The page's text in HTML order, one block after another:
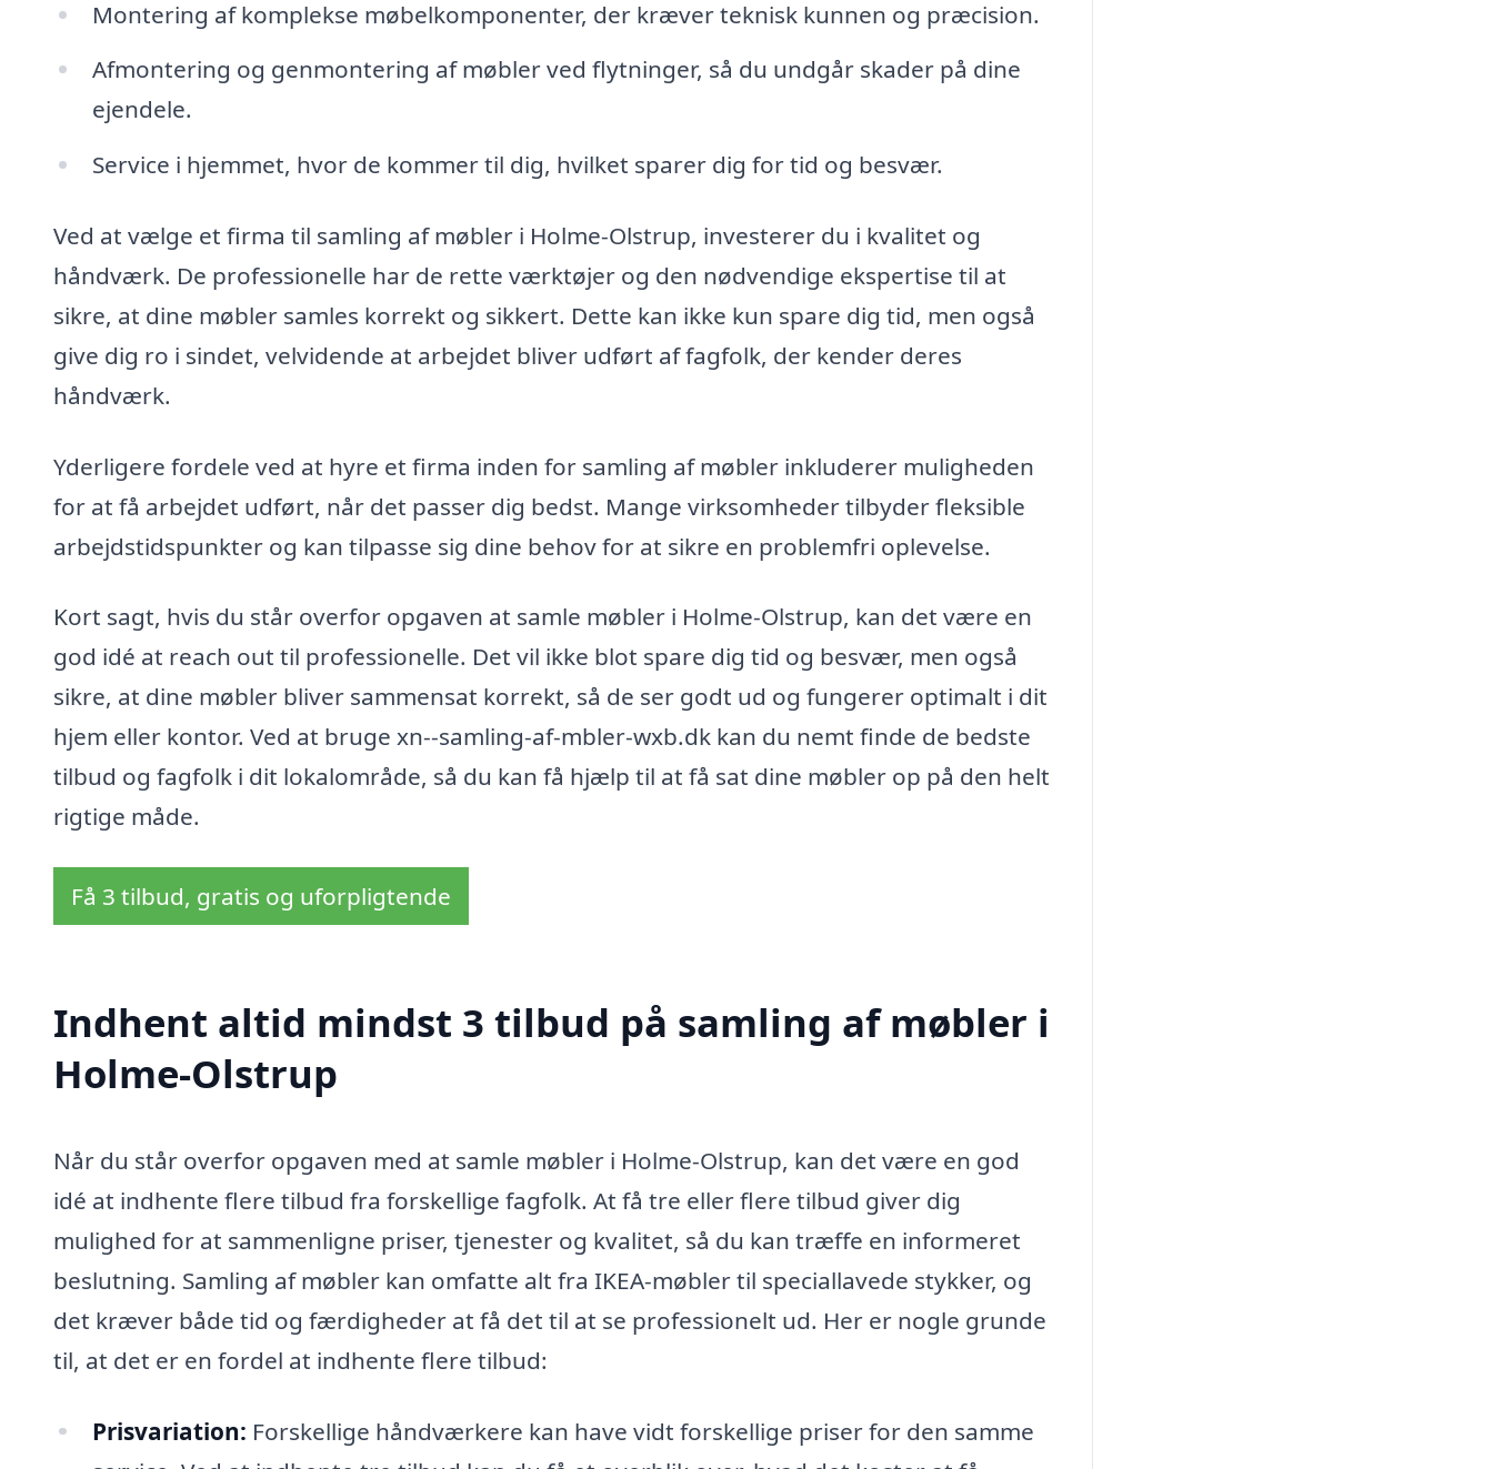
Montering af komplekse møbelkomponenter, der kræver teknisk kunnen og præcision.
Afmontering og genmontering af møbler ved flytninger, så du undgår skader på dine
ejendele.
Service i hjemmet, hvor de kommer til dig, hvilket sparer dig for tid og besvær.
Ved at vælge et firma til samling af møbler i Holme-Olstrup, investerer du i kvalitet og
håndværk. De professionelle har de rette værktøjer og den nødvendige ekspertise til at
sikre, at dine møbler samles korrekt og sikkert. Dette kan ikke kun spare dig tid, men også
give dig ro i sindet, velvidende at arbejdet bliver udført af fagfolk, der kender deres
håndværk.
Yderligere fordele ved at hyre et firma inden for samling af møbler inkluderer muligheden
for at få arbejdet udført, når det passer dig bedst. Mange virksomheder tilbyder fleksible
arbejdstidspunkter og kan tilpasse sig dine behov for at sikre en problemfri oplevelse.
Kort sagt, hvis du står overfor opgaven at samle møbler i Holme-Olstrup, kan det være en
god idé at reach out til professionelle. Det vil ikke blot spare dig tid og besvær, men også
sikre, at dine møbler bliver sammensat korrekt, så de ser godt ud og fungerer optimalt i dit
hjem eller kontor. Ved at bruge xn--samling-af-mbler-wxb.dk kan du nemt finde de bedste
tilbud og fagfolk i dit lokalområde, så du kan få hjælp til at få sat dine møbler op på den helt
rigtige måde.
Få 3 tilbud, gratis og uforpligtende
Indhent altid mindst 3 tilbud på samling af møbler i
Holme-Olstrup
Når du står overfor opgaven med at samle møbler i Holme-Olstrup, kan det være en god
idé at indhente flere tilbud fra forskellige fagfolk. At få tre eller flere tilbud giver dig
mulighed for at sammenligne priser, tjenester og kvalitet, så du kan træffe en informeret
beslutning. Samling af møbler kan omfatte alt fra IKEA-møbler til speciallavede stykker, og
det kræver både tid og færdigheder at få det til at se professionelt ud. Her er nogle grunde
til, at det er en fordel at indhente flere tilbud:
Prisvariation: Forskellige håndværkere kan have vidt forskellige priser for den samme